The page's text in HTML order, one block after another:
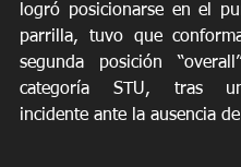
logró posicionarse en el
parrilla, tuvo que
segunda posición
categoría STU, tras
incidente ante la ausencia